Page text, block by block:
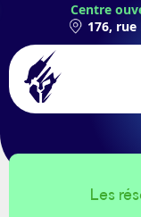
Centre
176, rue
EXPÉRIENCES
Les